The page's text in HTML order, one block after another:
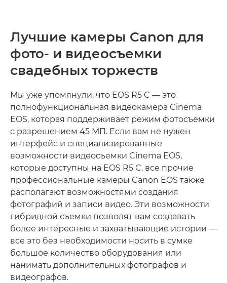
Лучшие камеры Canon для
фото- и видеосъемки
свадебных торжеств
Мы уже упомянули, что EOS R5 C — это
полнофункциональная видеокамера Cinema
EOS, которая поддерживает режим фотосъемки
с разрешением 45 МП. Если вам не нужен
интерфейс и специализированные
возможности видеосъемки Cinema EOS,
которые доступны на EOS R5 C, все прочие
профессиональные камеры Canon EOS также
располагают возможностями создания
фотографий и записи видео. Эти возможности
гибридной съемки позволят вам создавать
более интересные и захватывающие истории —
все это без необходимости носить в сумке
большое количество оборудования или
нанимать дополнительных фотографов и
видеографов.